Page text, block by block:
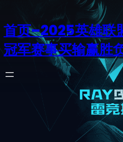
首页–2025英雄联
冠军赛事买输赢胜